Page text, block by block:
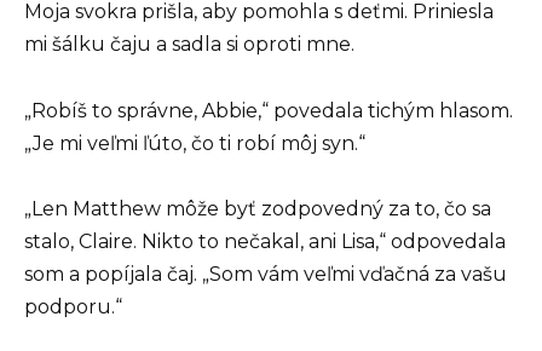
Moja svokra prišla, aby pomohla s deťmi. Priniesla
mi šálku čaju a sadla si oproti mne.
„Robíš to správne, Abbie,“ povedala tichým hlasom.
„Je mi veľmi ľúto, čo ti robí môj syn.“
„Len Matthew môže byť zodpovedný za to, čo sa
stalo, Claire. Nikto to nečakal, ani Lisa,“ odpovedala
som a popíjala čaj. „Som vám veľmi vďačná za vašu
podporu.“